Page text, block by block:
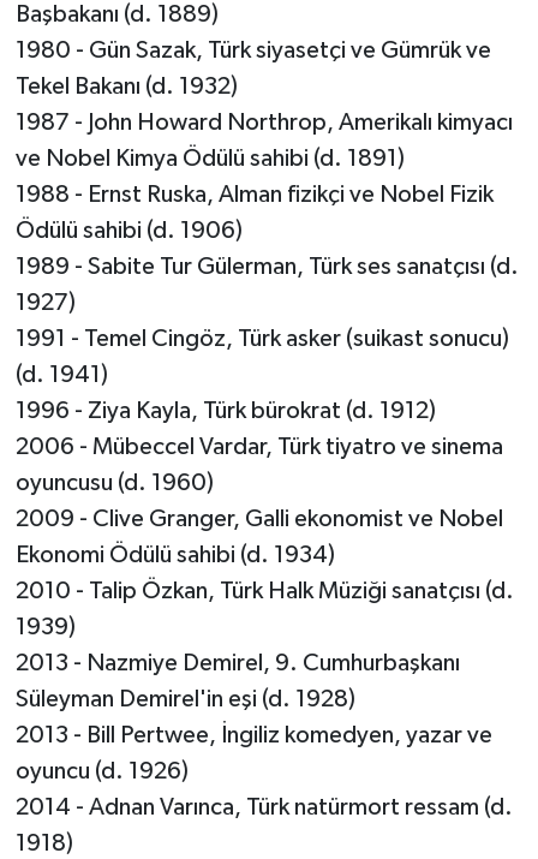
Başbakanı (d. 1889)
1980 - Gün Sazak, Türk siyasetçi ve Gümrük ve
Tekel Bakanı (d. 1932)
1987 - John Howard Northrop, Amerikalı kimyacı
ve Nobel Kimya Ödülü sahibi (d. 1891)
1988 - Ernst Ruska, Alman fizikçi ve Nobel Fizik
Ödülü sahibi (d. 1906)
1989 - Sabite Tur Gülerman, Türk ses sanatçısı (d.
1927)
1991 - Temel Cingöz, Türk asker (suikast sonucu)
(d. 1941)
1996 - Ziya Kayla, Türk bürokrat (d. 1912)
2006 - Mübeccel Vardar, Türk tiyatro ve sinema
oyuncusu (d. 1960)
2009 - Clive Granger, Galli ekonomist ve Nobel
Ekonomi Ödülü sahibi (d. 1934)
2010 - Talip Özkan, Türk Halk Müziği sanatçısı (d.
1939)
2013 - Nazmiye Demirel, 9. Cumhurbaşkanı
Süleyman Demirel'in eşi (d. 1928)
2013 - Bill Pertwee, İngiliz komedyen, yazar ve
oyuncu (d. 1926)
2014 - Adnan Varınca, Türk natürmort ressam (d.
1918)